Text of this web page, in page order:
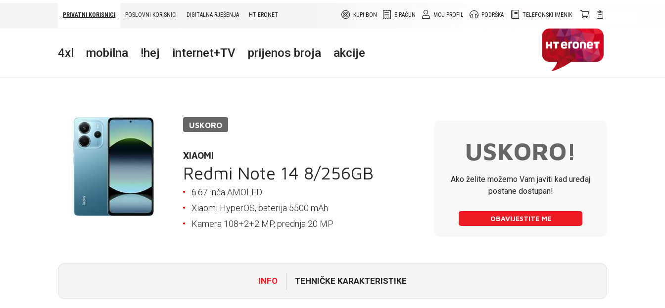
TELEFONSKI IMENIK
PODRŠKA
MOJ PROFIL
E-RAČUN
KUPI BON
PRIVATNI KORISNICI POSLOVNI KORISNICI DIGITALNA RJEŠENJA HT ERONET
4xl mobilna !hej internet+TV prijenos broja akcije
TELEFONSKI IMENIK
USKORO
XIAOMI
Redmi Note 14 8/256GB
6.67 inča AMOLED
Xiaomi HyperOS, baterija 5500 mAh
Kamera 108+2+2 MP, prednja 20 MP
USKORO!
Ako želite možemo Vam javiti kad uređaj
postane dostupan!
OBAVIJESTITE ME
INFO TEHNIČKE KARAKTERISTIKE